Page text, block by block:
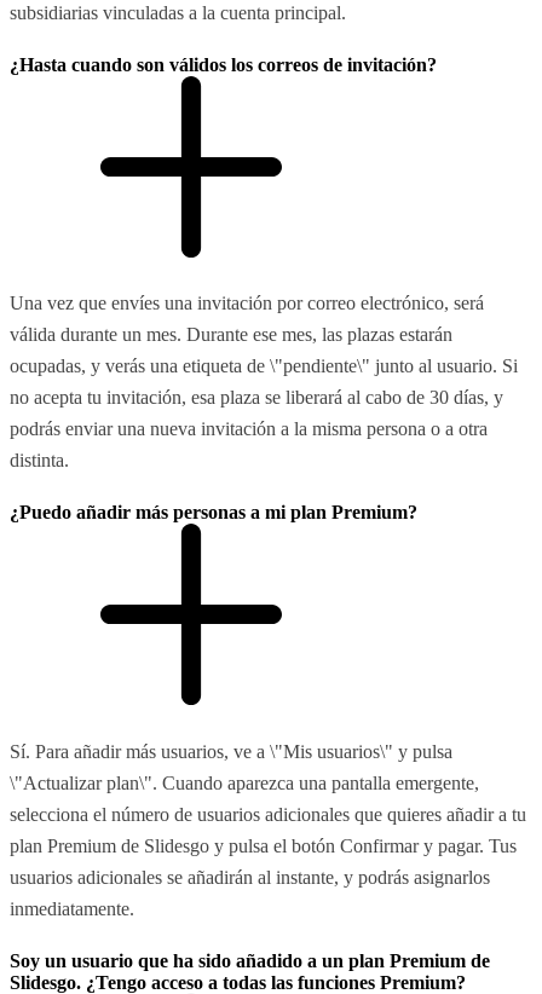
subsidiarias vinculadas a la cuenta principal.
¿Hasta cuando son válidos los correos de invitación?
Una vez que envíes una invitación por correo electrónico, será
válida durante un mes. Durante ese mes, las plazas estarán
ocupadas, y verás una etiqueta de \"pendiente\" junto al usuario. Si
no acepta tu invitación, esa plaza se liberará al cabo de 30 días, y
podrás enviar una nueva invitación a la misma persona o a otra
distinta.
¿Puedo añadir más personas a mi plan Premium?
Sí. Para añadir más usuarios, ve a \"Mis usuarios\" y pulsa
\"Actualizar plan\". Cuando aparezca una pantalla emergente,
selecciona el número de usuarios adicionales que quieres añadir a tu
plan Premium de Slidesgo y pulsa el botón Confirmar y pagar. Tus
usuarios adicionales se añadirán al instante, y podrás asignarlos
inmediatamente.
Soy un usuario que ha sido añadido a un plan Premium de
Slidesgo. ¿Tengo acceso a todas las funciones Premium?